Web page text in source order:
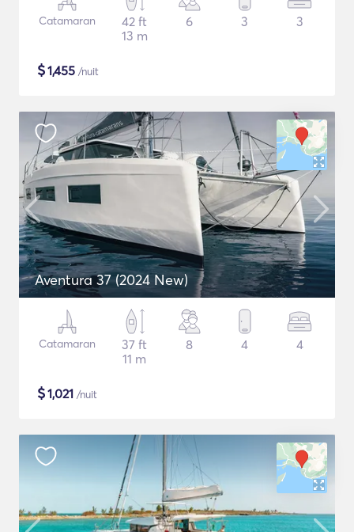
Catamaran
42 ft
13 m
6 3 3
$1,455 /nuit
Aventura 37 (2024 New)
Catamaran
37 ft
11 m
8 4 4
$1,021 /nuit